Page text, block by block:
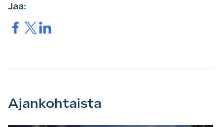
Jaa:
Jaa. Jaa.Jaa.
Ajankohtaista